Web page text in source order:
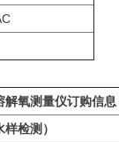
氧测量仪订购信息
检测）